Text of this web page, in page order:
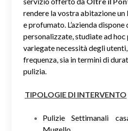
rendere la vostra abitazione
e profumato. L’azienda
personalizzate, studiate ad hoc
variegate necessità degli
frequenza, sia in termini di
pulizia.
TIPOLOGIE DI INTERVENTO
Pulizie Settimanali